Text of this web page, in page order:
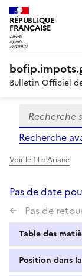
RÉPUBLIQUE
FRANÇAISE
Bulletin Officiel
Formulaire
de
recherche
Recherche
Recherche
Voir le fil d'Ariane
Pas de date
Pas de
Table des
Position dans